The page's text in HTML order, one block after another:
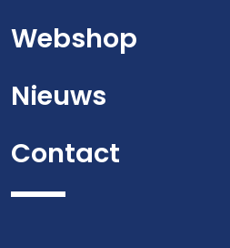
Webshop
Nieuws
Contact